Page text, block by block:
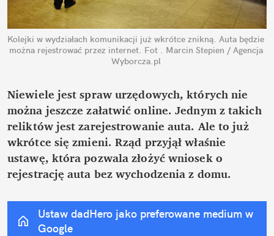
Kolejki w wydziałach komunikacji już wkrótce znikną. Auta będzie
można rejestrować przez internet. Fot . Marcin Stepien / Agencja
Wyborcza.pl
Niewiele jest spraw urzędowych, których nie
można jeszcze załatwić online. Jednym z takich
reliktów jest zarejestrowanie auta. Ale to już
wkrótce się zmieni. Rząd przyjął właśnie
ustawę, która pozwala złożyć wniosek o
rejestrację auta bez wychodzenia z domu.
Ustaw dadHero jako preferowane medium w
Google